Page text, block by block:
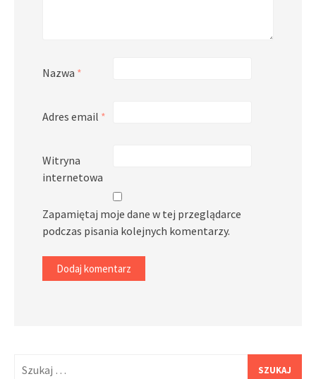
Nazwa *
Adres email *
Witryna
internetowa
Zapamiętaj moje dane w tej przeglądarce
podczas pisania kolejnych komentarzy.